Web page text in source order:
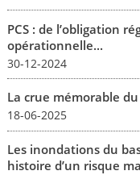
PCS : de l’obligation
opérationnelle...
30-12-2024
La crue mémorable
18-06-2025
Les inondations du
histoire d’un risque